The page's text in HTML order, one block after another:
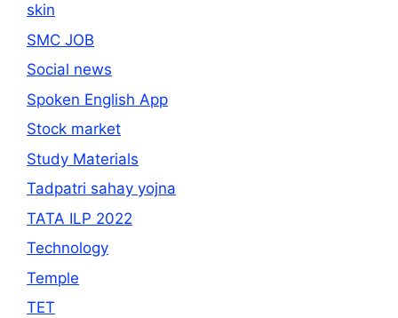
skin
SMC JOB
Social news
Spoken English App
Stock market
Study Materials
Tadpatri sahay yojna
TATA ILP 2022
Technology
Temple
TET